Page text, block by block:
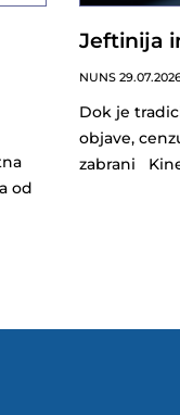
od
Jeftinija
NUNS
Dok je
objave,
zabrani